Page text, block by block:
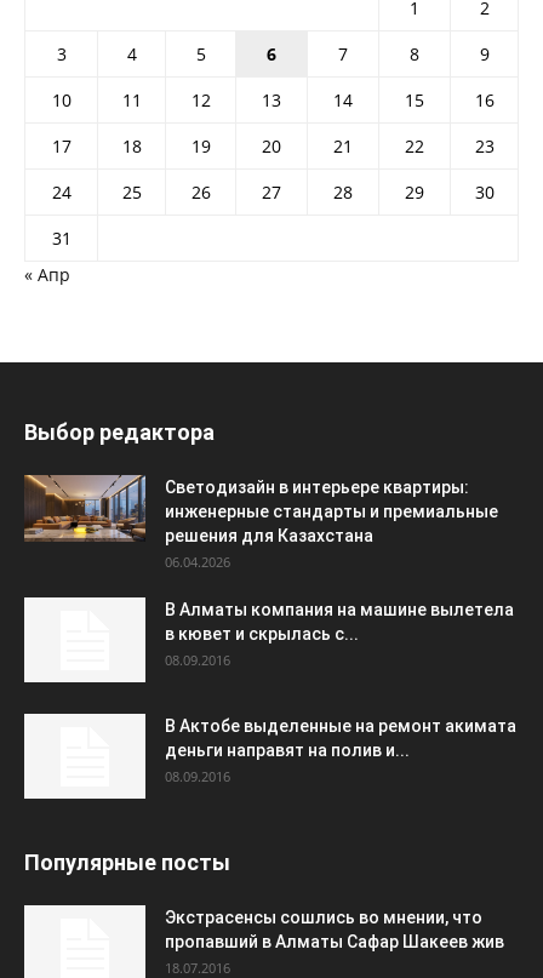
1
2
3
4 5 6 7 8
9
10
11 12 13 14 15
16
17
18 19 20 21 22
23
24
25 26 27 28 29
30
31
« Апр
Выбор редактора
Светодизайн в интерьере квартиры:
инженерные стандарты и премиальные
решения для Казахстана
06.04.2026
В Алматы компания на машине вылетела
в кювет и скрылась с...
08.09.2016
В Актобе выделенные на ремонт акимата
деньги направят на полив и...
08.09.2016
Популярные посты
Экстрасенсы сошлись во мнении, что
пропавший в Алматы Сафар Шакеев жив
18.07.2016